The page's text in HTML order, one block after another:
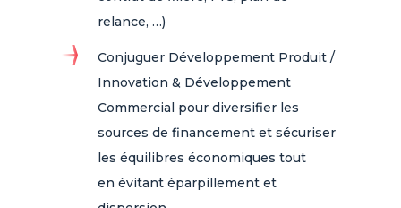
relance, …)​
Conjuguer Développement Produit /
Innovation & Développement
Commercial pour diversifier les
sources de financement et sécuriser
les équilibres économiques tout
en évitant éparpillement et